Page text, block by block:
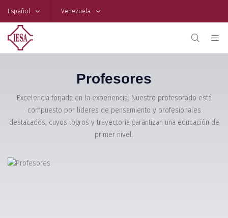
Español Venezuela
Profesores
Excelencia forjada en la experiencia. Nuestro profesorado está
compuesto por líderes de pensamiento y profesionales
destacados, cuyos logros y trayectoria garantizan una educación de
primer nivel.